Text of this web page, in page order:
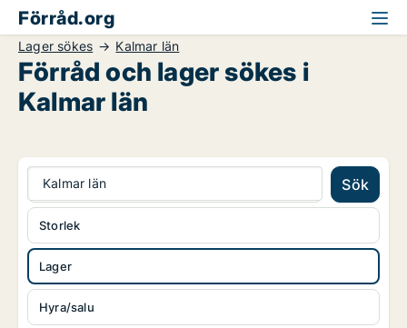
Förråd.org
Lager sökes Kalmar län
Förråd och lager sökes i
Kalmar län
Kalmar län Sök
Lager
Hyra/salu
Storlek